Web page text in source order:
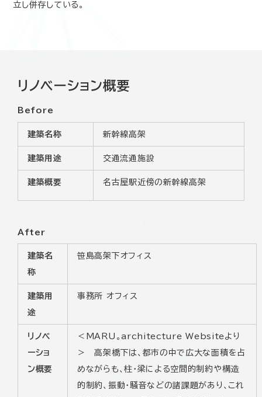
立し併存している。
リノベーション概要
Before
建築名称 新幹線高架
建築用途 交通流通施設
建築概要 名古屋駅近傍の新幹線高架
After
建築名
称
笹島高架下オフィス
建築用
途
事務所 オフィス
リノベ
ーショ
ン概要
＜MARU。architecture Websiteより
＞ 高架橋下は、都市の中で広大な面積を占
めながらも、柱・梁による空間的制約や構造
的制約、振動・騒音などの諸課題があり、これ